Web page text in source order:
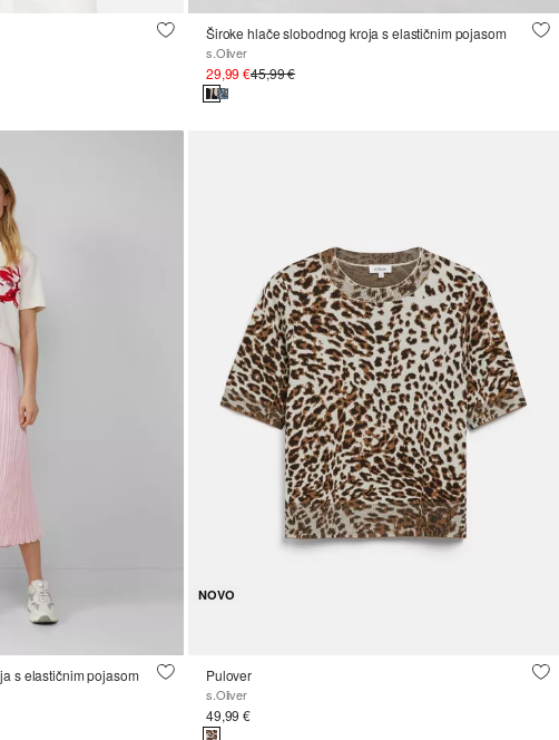
Široke hlače slobodnog kroja s elastičnim pojasom
s.Oliver
29,99 €45,99 €
s elastičnim pojasom
NOVO
Pulover
s.Oliver
49,99 €